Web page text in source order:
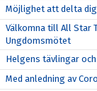
Möjlighet att delta
Välkomna till All Star
Ungdomsmötet
Helgens tävlingar
Med anledning av